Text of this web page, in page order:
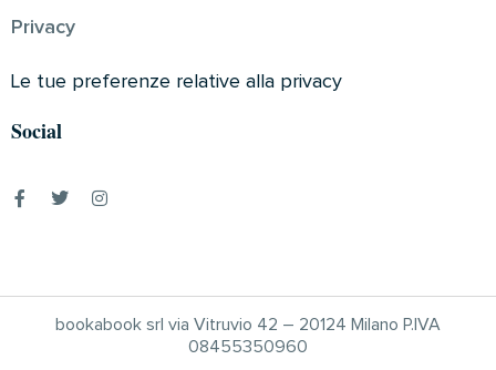
Privacy
Le tue preferenze relative alla privacy
Social
bookabook srl via Vitruvio 42 – 20124 Milano P.IVA
08455350960